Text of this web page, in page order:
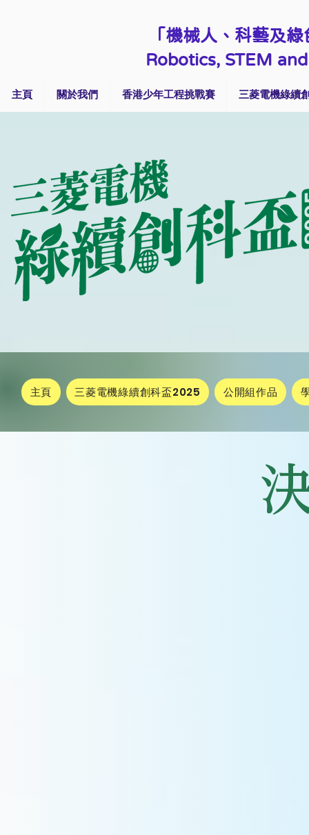
「機械人、科藝及
Robotics, STEM
主頁 關於我們 香港少年工程挑戰賽 三菱電機綠續
主頁 三菱電機綠續創科盃2025 公開組作品